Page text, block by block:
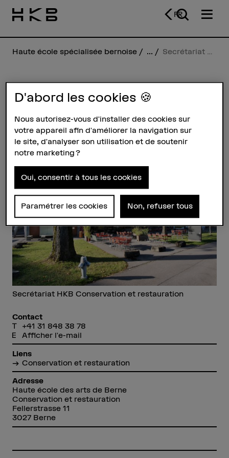
FR
Haute école spécialisée bernoise ...
Secrétariat HKB
Conservation et
restauration
Profil
Secrétariat HKB Conservation et restauration
Contact
+41 31 848 38 78
Afficher l'e-mail
Liens
Conservation et restauration
Adresse
Haute école des arts de Berne
Conservation et restauration
Fellerstrasse 11
3027 Berne
D'abord les cookies 🍪
Nous autorisez-vous d'installer des cookies sur
votre appareil afin d'améliorer la navigation sur
le site, d'analyser son utilisation et de soutenir
notre marketing ?
Oui, consentir à tous les cookies
Paramétrer les cookies Non, refuser tous